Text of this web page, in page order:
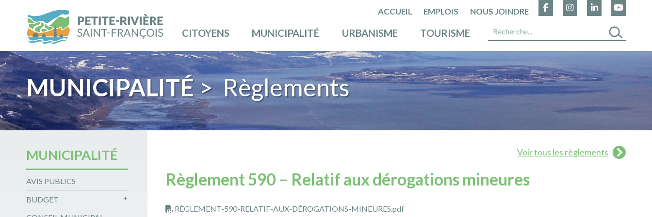
ACCUEIL EMPLOIS NOUS JOINDRE
CITOYENS MUNICIPALITÉ URBANISME TOURISME
MUNICIPALITÉ> Règlements
MUNICIPALITÉ
AVIS PUBLICS
BUDGET
Voir tous les règlements
Règlement 590 – Relatif aux dérogations mineures
RÈGLEMENT-590-RELATIF-AUX-DÉROGATIONS-MINEURES.pdf